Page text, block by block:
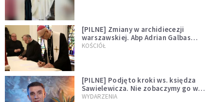
[PILNE] Zmiany w archidiecezji
warszawskiej. Abp Adrian Galbas
wręczył dekrety nowym proboszczom
KOŚCIÓŁ
[PILNE] Podjęto kroki ws. księdza
Sawielewicza. Nie zobaczymy go w
mediach
WYDARZENIA